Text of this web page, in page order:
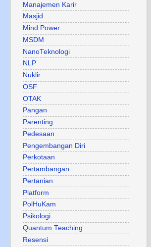
Manajemen Karir
Masjid
Mind Power
MSDM
NanoTeknologi
NLP
Nuklir
OSF
OTAK
Pangan
Parenting
Pedesaan
Pengembangan Diri
Perkotaan
Pertambangan
Pertanian
Platform
PolHuKam
Psikologi
Quantum Teaching
Resensi